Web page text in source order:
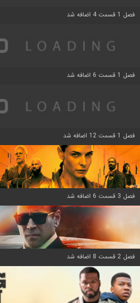
فصل 1 قسمت 4 اضافه شد
فصل 1 قسمت 6 اضافه شد
فصل 1 قسمت 12 اضافه شد
فصل 3 قسمت 6 اضافه شد
فصل 2 قسمت 8 اضافه شد